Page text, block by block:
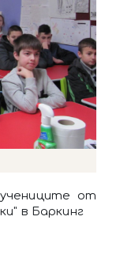
от
в Баркинг